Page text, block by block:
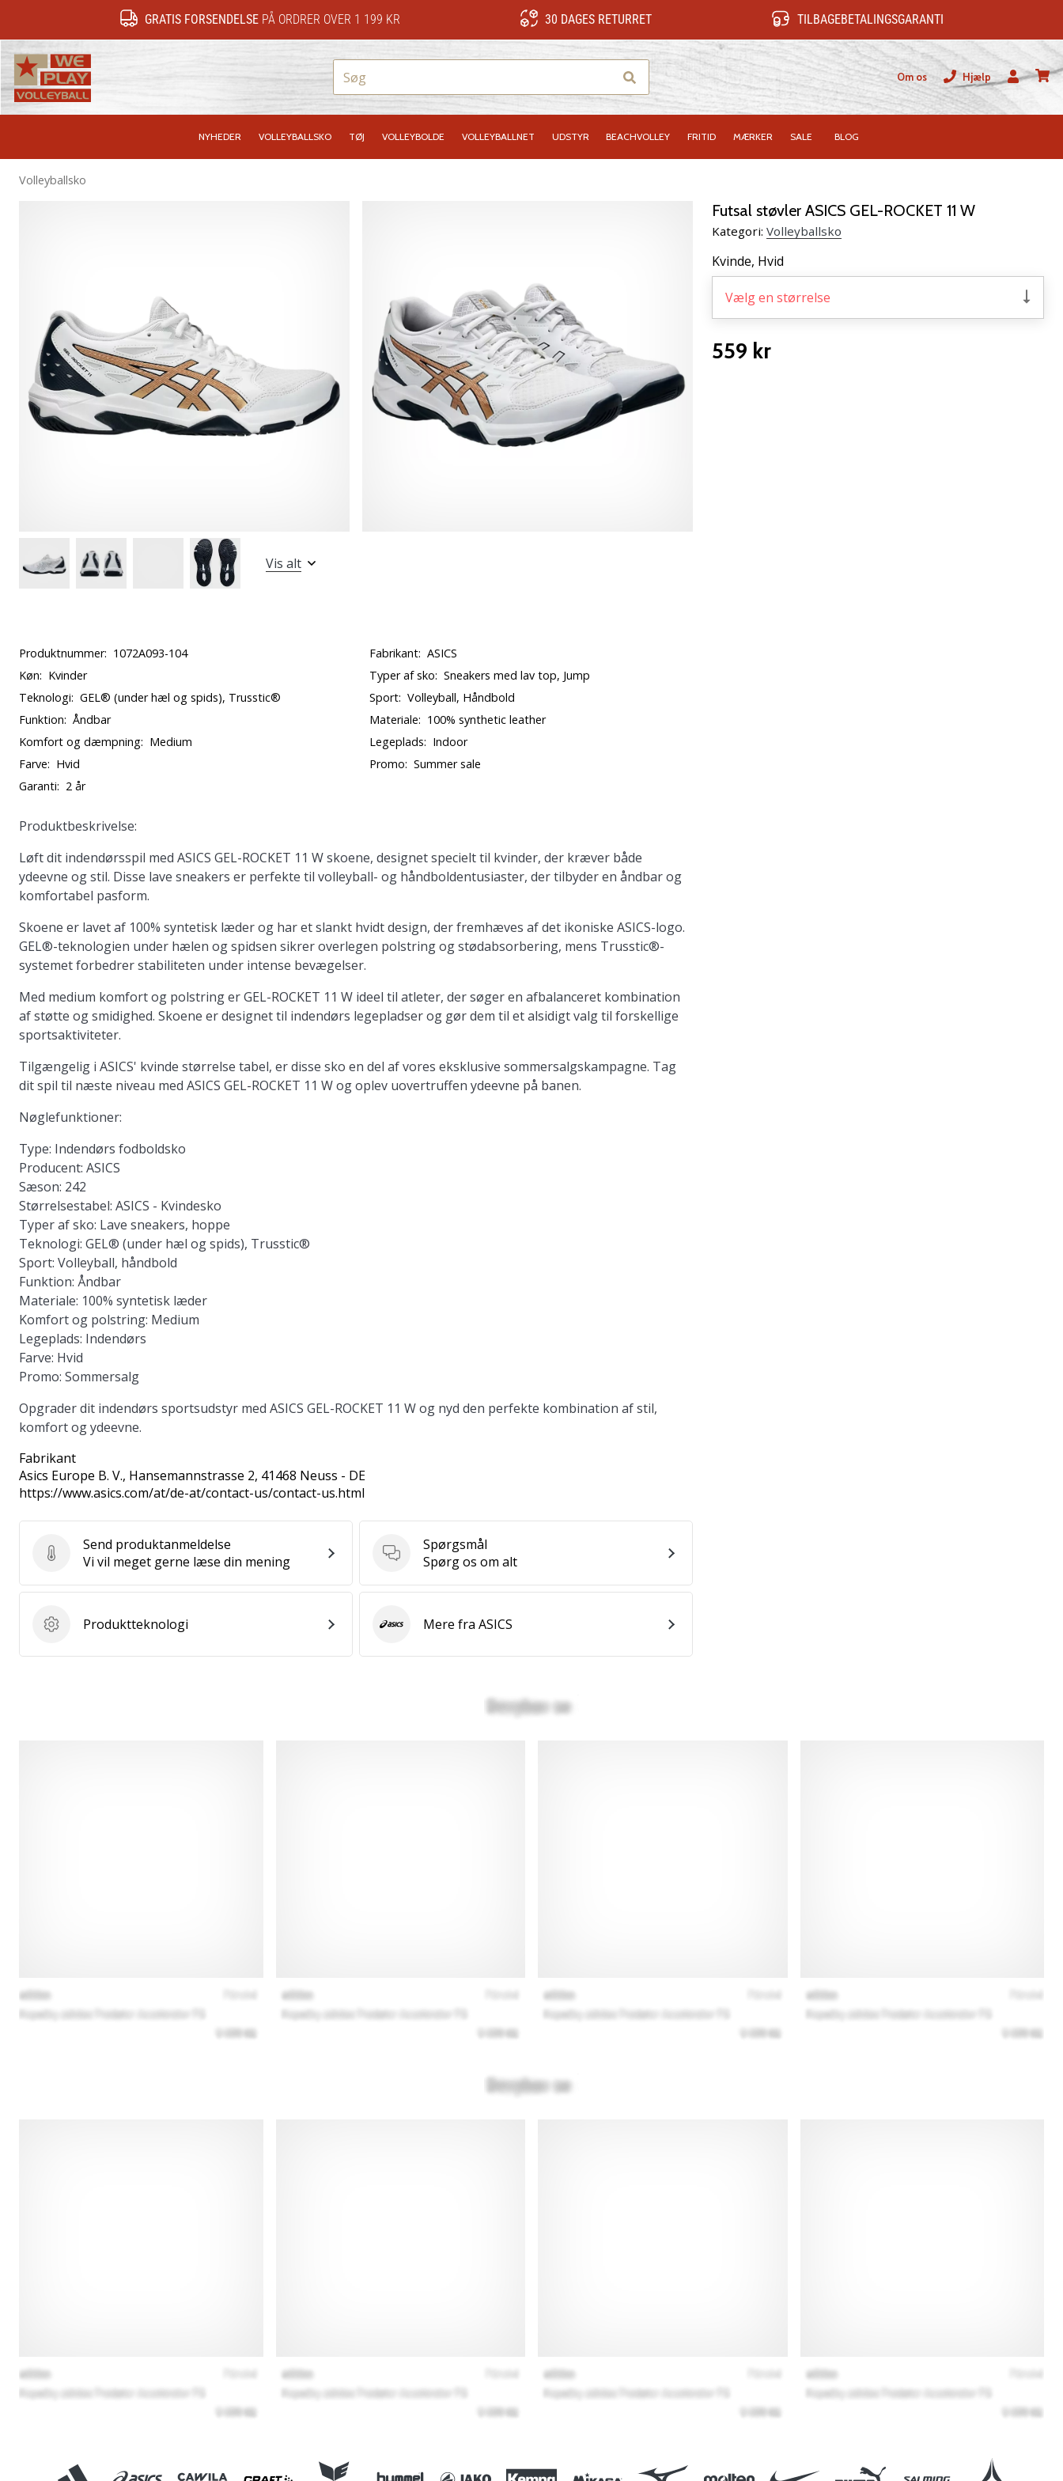
GRATIS FORSENDELSE PÅ ORDRER OVER 1 199 KR 30 DAGES RETURRET TILBAGEBETALINGSGARANTI
Om os
Hjælp
Bruger
NYHEDER VOLLEYBALLSKO TØJ VOLLEYBOLDE VOLLEYBALLNET UDSTYR BEACHVOLLEY FRITID MÆRKER SALE BLOG
Volleyballsko
Futsal støvler ASICS GEL-ROCKET 11 W
Kategori: Volleyballsko
Kvinde, Hvid
Vælg en størrelse
559 kr
Vis alt
Produktnummer: 1072A093-104 Fabrikant: ASICS
Køn: Kvinder Typer af sko: Sneakers med lav top, Jump
Teknologi: GEL® (under hæl og spids), Trusstic® Sport: Volleyball, Håndbold
Funktion: Åndbar Materiale: 100% synthetic leather
Komfort og dæmpning: Medium Legeplads: Indoor
Farve: Hvid Promo: Summer sale
Garanti: 2 år
Produktbeskrivelse:
Løft dit indendørsspil med ASICS GEL-ROCKET 11 W skoene, designet specielt til kvinder, der kræver både
ydeevne og stil. Disse lave sneakers er perfekte til volleyball- og håndboldentusiaster, der tilbyder en åndbar og
komfortabel pasform.
Skoene er lavet af 100% syntetisk læder og har et slankt hvidt design, der fremhæves af det ikoniske ASICS-logo.
GEL®-teknologien under hælen og spidsen sikrer overlegen polstring og stødabsorbering, mens Trusstic®-
systemet forbedrer stabiliteten under intense bevægelser.
Med medium komfort og polstring er GEL-ROCKET 11 W ideel til atleter, der søger en afbalanceret kombination
af støtte og smidighed. Skoene er designet til indendørs legepladser og gør dem til et alsidigt valg til forskellige
sportsaktiviteter.
Tilgængelig i ASICS' kvinde størrelse tabel, er disse sko en del af vores eksklusive sommersalgskampagne. Tag
dit spil til næste niveau med ASICS GEL-ROCKET 11 W og oplev uovertruffen ydeevne på banen.
Nøglefunktioner:
Type: Indendørs fodboldsko
Producent: ASICS
Sæson: 242
Størrelsestabel: ASICS - Kvindesko
Typer af sko: Lave sneakers, hoppe
Teknologi: GEL® (under hæl og spids), Trusstic®
Sport: Volleyball, håndbold
Funktion: Åndbar
Materiale: 100% syntetisk læder
Komfort og polstring: Medium
Legeplads: Indendørs
Farve: Hvid
Promo: Sommersalg
Opgrader dit indendørs sportsudstyr med ASICS GEL-ROCKET 11 W og nyd den perfekte kombination af stil,
komfort og ydeevne.
Fabrikant
Asics Europe B. V., Hansemannstrasse 2, 41468 Neuss - DE
https://www.asics.com/at/de-at/contact-us/contact-us.html
Send produktanmeldelse
Send produktanmeldelse
Vi vil meget gerne læse din mening
Spørgsmål
Spørgsmål
Spørg os om alt
Produktteknologi
Produktteknologi ASICSMere fra ASICS